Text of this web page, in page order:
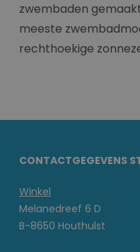
zwembaden
meeste
rechthoekige
CONTACTGEGEVENS
Winkel
Melanedreef 6 D
B-8650 Houthulst